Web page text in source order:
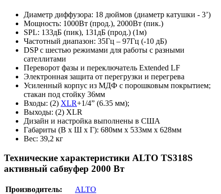
Диаметр диффузора: 18 дюймов (диаметр катушки - 3’)
Мощность: 1000Вт (прод.), 2000Вт (пик.)
SPL: 133дБ (пик), 131дБ (прод.) (1м)
Частотный диапазон: 35Гц – 97Гц (-10 дБ)
DSP с шестью режимами для работы с разными
сателлитами
Переворот фазы и переключатель Extended LF
Электронная защита от перегрузки и перегрева
Усиленный корпус из МДФ с порошковым покрытием;
стакан под стойку 36мм
Входы: (2) XLR+1/4” (6.35 мм);
Выходы: (2) XLR
Дизайн и настройка выполнены в США
Габариты (В x Ш x Г): 680мм x 533мм x 628мм
Вес: 39,2 кг
Технические характеристики ALTO TS318S
активный сабвуфер 2000 Вт
Производитель:
ALTO